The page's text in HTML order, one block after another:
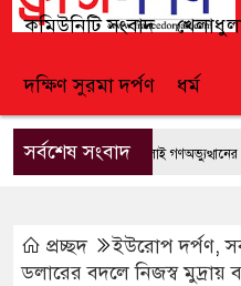
কমিউনিটি সংবাদ
দক্ষিণ সুরমা দর্পণ ধর্ম
সর্বশেষ সংবাদজুলাই গণঅভ্যুত্থানের ২য়
প্রচ্ছদ ইউরোপ দর্পণ,
ডলারের বদলে নিজস্ব মুদ্রায়